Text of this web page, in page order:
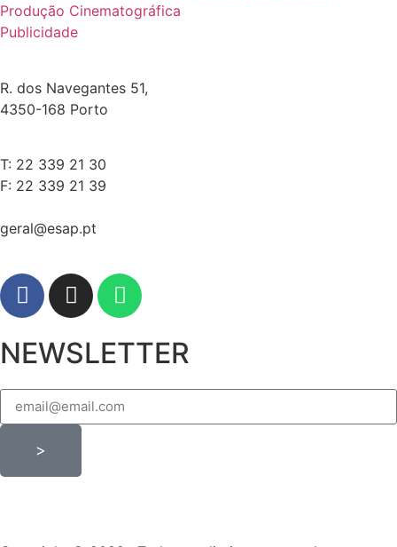
Produção Cinematográfica
Publicidade
R. dos Navegantes 51,
4350-168 Porto
T: 22 339 21 30
F: 22 339 21 39
geral@esap.pt
NEWSLETTER
>